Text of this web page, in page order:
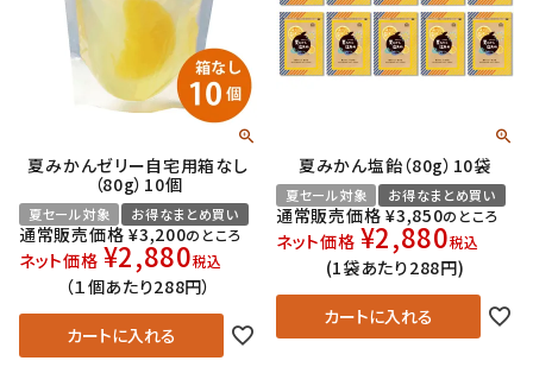
夏みかんゼリー自宅用箱なし
（80g）10個
夏セール対象 お得なまとめ買い
通常販売価格 ¥3,200のところ
ネット価格 ¥2,880税込
（１個あたり288円）
カートに入れる
夏みかん塩飴（80g）10袋
夏セール対象 お得なまとめ買い
通常販売価格 ¥3,850のところ
ネット価格 ¥2,880税込
(1袋あたり288円)
カートに入れる